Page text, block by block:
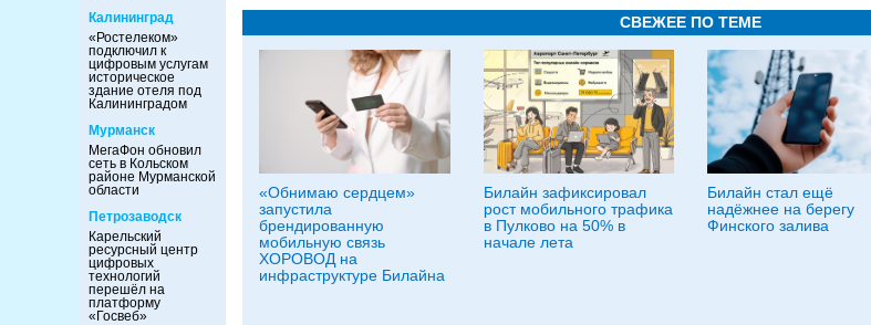
Калининград
«Ростелеком»
подключил к
цифровым услугам
историческое
здание отеля под
Калининградом
Мурманск
МегаФон обновил
сеть в Кольском
районе Мурманской
области
Петрозаводск
Карельский
ресурсный центр
цифровых
технологий
перешёл на
платформу
«Госвеб»
СВЕЖЕЕ ПО ТЕМЕ
«Обнимаю сердцем»
запустила
брендированную
мобильную связь
ХОРОВОД на
инфраструктуре Билайна
Билайн зафиксировал
рост мобильного трафика
в Пулково на 50% в
начале лета
Билайн стал ещё
надёжнее на берегу
Финского залива